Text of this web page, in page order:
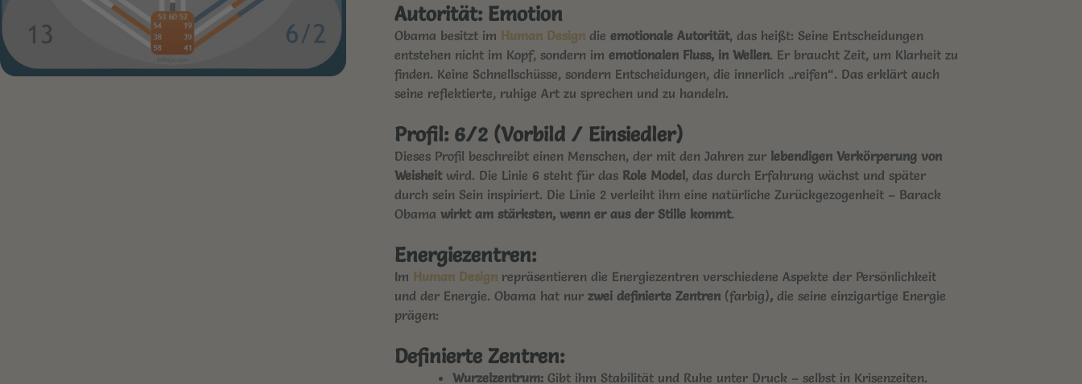
Autorität: Emotion
Obama besitzt im Human Design die emotionale Autorität, das heißt: Seine Entscheidungen
entstehen nicht im Kopf, sondern im emotionalen Fluss, in Wellen. Er braucht Zeit, um Klarheit zu
finden. Keine Schnellschüsse, sondern Entscheidungen, die innerlich „reifen“. Das erklärt auch
seine reflektierte, ruhige Art zu sprechen und zu handeln.
Profil: 6/2 (Vorbild / Einsiedler)
Dieses Profil beschreibt einen Menschen, der mit den Jahren zur lebendigen Verkörperung von
Weisheitwird. Die Linie 6 steht für das Role Model, das durch Erfahrung wächst und später
durch sein Sein inspiriert. Die Linie 2 verleiht ihm eine natürliche Zurückgezogenheit – Barack
Obama wirkt am stärksten, wenn er aus der Stille kommt.
Energiezentren:
Im Human Design repräsentieren die Energiezentren verschiedene Aspekte der Persönlichkeit
und der Energie. Obama hat nur zwei definierte Zentren (farbig), die seine einzigartige Energie
prägen:
Definierte Zentren:
Wurzelzentrum: Gibt ihm Stabilität und Ruhe unter Druck – selbst in Krisenzeiten.